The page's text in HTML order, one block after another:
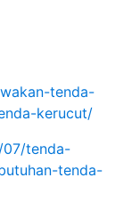
tenda-
kerucut/
tenda-
tenda-